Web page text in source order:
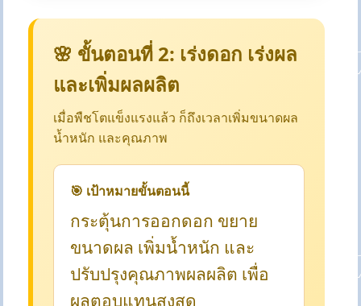
🌸 ขั้นตอนที่ 2: เร่งดอก เร่งผล
และเพิ่มผลผลิต
เมื่อพืชโตแข็งแรงแล้ว ก็ถึงเวลาเพิ่มขนาดผล
น้ำหนัก และคุณภาพ
🎯 เป้าหมายขั้นตอนนี้
กระตุ้นการออกดอก ขยาย
ขนาดผล เพิ่มน้ำหนัก และ
ปรับปรุงคุณภาพผลผลิต เพื่อ
ผลตอบแทนสูงสุด